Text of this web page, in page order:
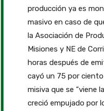
producción ya es
masivo en caso de
la Asociación de
Misiones y NE de
horas después de
cayó un 75 por
misiva que se “viene
creció empujado por